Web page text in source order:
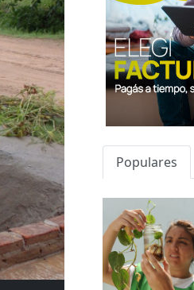
Populares